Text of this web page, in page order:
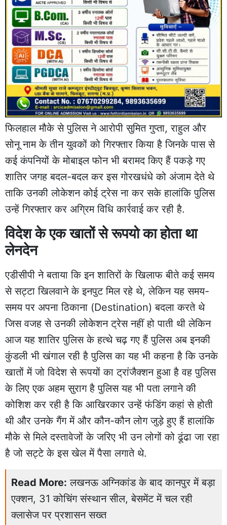
फिलहाल मौके से पुलिस ने आरोपी सुमित गुप्ता, राहुल और
सोनू नाम के तीन युवकों को गिरफ्तार किया है जिनके पास से
कई कंपनियों के मोबाइल फोन भी बरामद किए हैं पकड़े गए
शातिर जगह बदल-बदल कर इस गोरखधंधे को अंजाम देते थे
ताकि उनकी लोकेशन कोई ट्रेस ना कर सके हालांकि पुलिस
उन्हें गिरफ्तार कर अग्रिम विधि कार्रवाई कर रही है.
विदेश के एक खातों से रूपयो का होता था
लेनदेन
एडीसीपी ने बताया कि इन शातिरों के खिलाफ बीते कई समय
से सट्टा खिलवाने के इनपुट मिल रहे थे, लेकिन यह समय-
समय पर अपना ठिकाना (Destination) बदला करते थे
जिस वजह से उनकी लोकेशन ट्रेस नहीं हो पाती थी लेकिन
आज यह शातिर पुलिस के हत्थे चढ़ गए हैं पुलिस अब इनकी
कुंडली भी खंगाल रही है पुलिस का यह भी कहना है कि उनके
खातों में जो विदेश से रूपयों का ट्रांजैक्शन हुआ है वह पुलिस
के लिए एक अहम सुराग है पुलिस यह भी पता लगाने की
कोशिश कर रही है कि आखिरकार उन्हें फंडिंग कहां से होती
थी और उनके गैंग में और कौन-कौन लोग जुड़े हुए हैं हालांकि
मौके से मिले दस्तावेजों के जरिए भी उन लोगों को ढूंढा जा रहा
है जो सट्टे के इस खेल में पैसा लगाते थे.
Read More: लखनऊ अग्निकांड के बाद कानपुर में बड़ा
एक्शन, 31 कोचिंग संस्थान सील, बेसमेंट में चल रही
क्लासेज पर प्रशासन सख्त